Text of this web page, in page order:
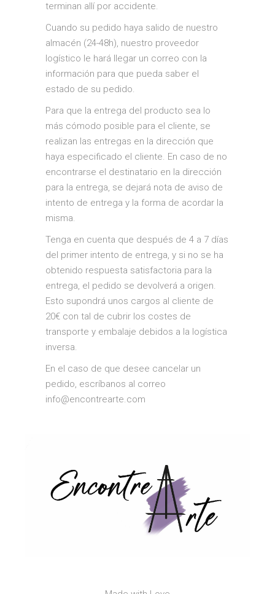
terminan allí por accidente.
Cuando su pedido haya salido de nuestro
almacén (24-48h), nuestro proveedor
logístico le hará llegar un correo con la
información para que pueda saber el
estado de su pedido.
Para que la entrega del producto sea lo
más cómodo posible para el cliente, se
realizan las entregas en la dirección que
haya especificado el cliente. En caso de no
encontrarse el destinatario en la dirección
para la entrega, se dejará nota de aviso de
intento de entrega y la forma de acordar la
misma.
Tenga en cuenta que después de 4 a 7 días
del primer intento de entrega, y si no se ha
obtenido respuesta satisfactoria para la
entrega, el pedido se devolverá a origen.
Esto supondrá unos cargos al cliente de
20€ con tal de cubrir los costes de
transporte y embalaje debidos a la logística
inversa.
En el caso de que desee cancelar un
pedido, escríbanos al correo
info@encontrearte.com